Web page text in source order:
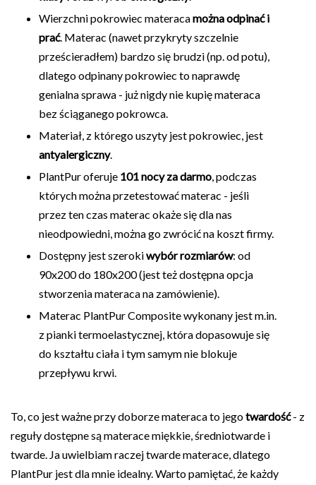
Wierzchni pokrowiec materacamożna odpinać i
prać. Materac (nawet przykryty szczelnie
prześcieradłem) bardzo się brudzi (np. od potu),
dlatego odpinany pokrowiec to naprawdę
genialna sprawa - już nigdy nie kupię materaca
bez ściąganego pokrowca.
Materiał, z którego uszyty jest pokrowiec, jest
antyalergiczny.
PlantPur oferuje 101 nocy za darmo, podczas
których można przetestować materac - jeśli
przez ten czas materac okaże się dla nas
nieodpowiedni, można go zwrócić na koszt firmy.
Dostępny jest szerokiwybór rozmiarów: od
90x200 do 180x200 (jest też dostępna opcja
stworzenia materaca na zamówienie).
Materac PlantPur Composite wykonany jest m.in.
z pianki termoelastycznej, która dopasowuje się
do kształtu ciała i tym samym nie blokuje
przepływu krwi.
To, co jest ważne przy doborze materaca to jegotwardość- z
reguły dostępne są materace miękkie, średniotwarde i
twarde. Ja uwielbiam raczej twarde materace, dlatego
PlantPur jest dla mnie idealny. Warto pamiętać, że każdy